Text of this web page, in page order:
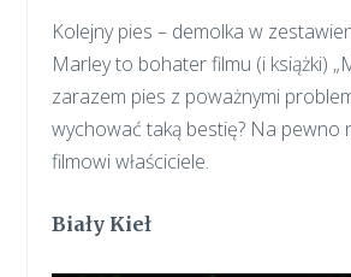
Kolejny pies – demolka w
Marley to bohater filmu (i książki)
zarazem pies z poważnymi
wychować taką bestię? Na pewno
filmowi właściciele.
Biały Kieł